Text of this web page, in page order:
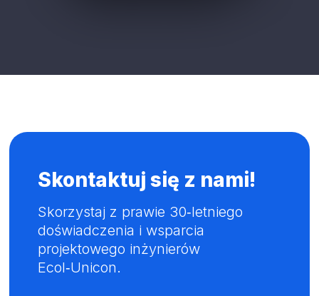
Skontaktuj się z nami!
Skorzystaj z prawie 30‑letniego
doświadczenia i wsparcia
projektowego inżynierów
Ecol‑Unicon.